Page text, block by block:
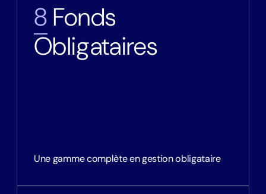
8 Fonds
Obligataires
Une gamme complète en gestion obligataire